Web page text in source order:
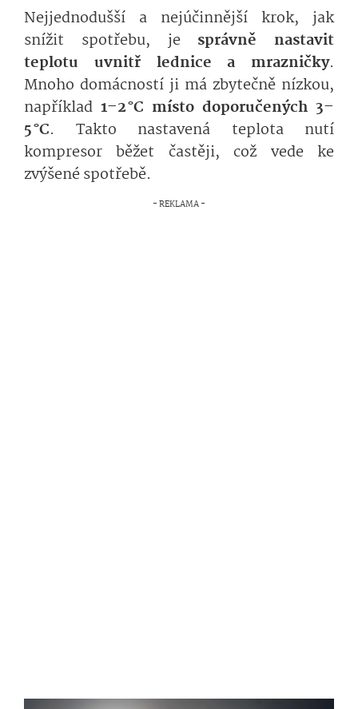
Nejjednodušší a nejúčinnější krok, jak
snížit spotřebu, je správně nastavit
teplotu uvnitř lednice a mrazničky.
Mnoho domácností ji má zbytečně nízkou,
například 1–2 °C místo doporučených 3–
5 °C. Takto nastavená teplota nutí
kompresor běžet častěji, což vede ke
zvýšené spotřebě.